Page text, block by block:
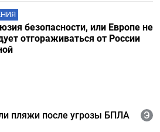
безопасности, или Европе не
отгораживаться от России